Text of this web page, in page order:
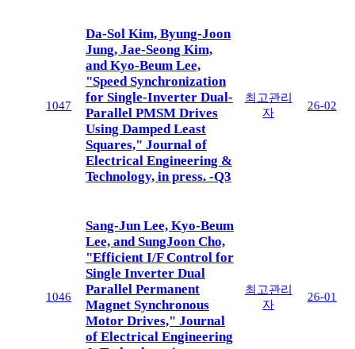
1047
Da-Sol Kim, Byung-Joon
Jung, Jae-Seong Kim,
and Kyo-Beum Lee,
"Speed Synchronization
for Single-Inverter Dual-
Parallel PMSM Drives
Using Damped Least
Squares," Journal of
Electrical Engineering &
Technology, in press. -Q3
최고관리
자
26-02
1046
Sang-Jun Lee, Kyo-Beum
Lee, and SungJoon Cho,
"Efficient I/F Control for
Single Inverter Dual
Parallel Permanent
Magnet Synchronous
Motor Drives," Journal
of Electrical Engineering
최고관리
자
26-01